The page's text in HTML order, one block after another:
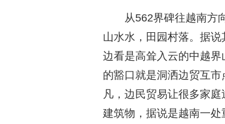
从562界碑往越南方
山水水，田园村落。据
边看是高耸入云的中越
的豁口就是洞洒边贸互
凡，边民贸易让很多家
建筑物，据说是越南一处